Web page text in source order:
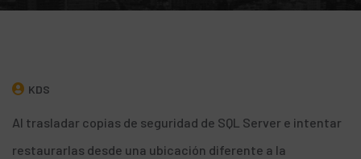
KDS
Al trasladar copias de seguridad de SQL Server e intentar
restaurarlas desde una ubicación diferente a la